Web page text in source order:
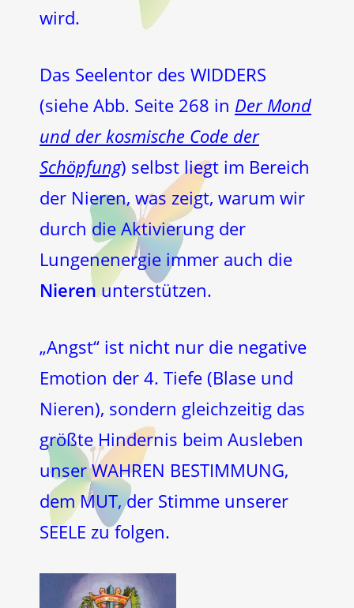
wird.
Das Seelentor des WIDDERS
(siehe Abb. Seite 268 in Der Mond
und der kosmische Code der
Schöpfung) selbst liegt im Bereich
der Nieren, was zeigt, warum wir
durch die Aktivierung der
Lungenenergie immer auch die
Nieren unterstützen.
„Angst“ ist nicht nur die negative
Emotion der 4. Tiefe (Blase und
Nieren), sondern gleichzeitig das
größte Hindernis beim Ausleben
unser WAHREN BESTIMMUNG,
dem MUT, der Stimme unserer
SEELE zu folgen.